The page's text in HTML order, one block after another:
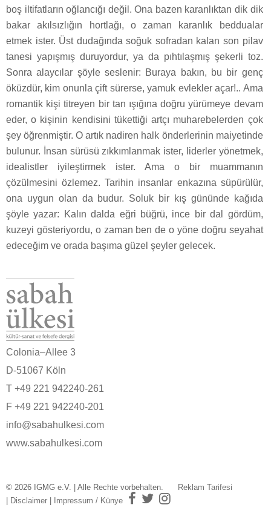
boş iltifatların oğlancığı değil. Ona bazen karanlıktan dik dik
bakar akılsızlığın hortlağı, o zaman karanlık beddualar
etmek ister. Üst dudağında soğuk sofradan kalan son pilav
tanesi yapışmış duruyordur, ya da pıhtılaşmış şekerli toz.
Sonra alaycılar şöyle seslenir: Buraya bakın, bu bir genç
öküzdür, kim onunla çift sürerse, yamuk evlekler açar!.. Ama
romantik kişi titreyen bir tan ışığına doğru yürümeye devam
eder, o kişinin kendisini tükettiği artçı muharebelerden çok
şey öğrenmiştir. O artık nadiren halk önderlerinin maiyetinde
bulunur. İnsan sürüsü zıkkımlanmak ister, liderler yönetmek,
idealistler iyileştirmek ister. Ama o bir muammanın
çözülmesini özlemez. Tarihin insanlar enkazına süpürülür,
ona uygun olan da budur. Soluk bir kış gününde kağıda
şöyle yazar: Kalın dalda eğri büğrü, ince bir dal gördüm,
kuzeyi gösteriyordu, o zaman ben de o yöne doğru seyahat
edeceğim ve orada başıma güzel şeyler gelecek.
Colonia–Allee 3
D-51067 Köln
T +49 221 942240-261
F +49 221 942240-201
info@sabahulkesi.com
www.sabahulkesi.com
© 2026 IGMG e.V. | Alle Rechte vorbehalten.
Reklam Tarifesi
Disclaimer Impressum / Künye